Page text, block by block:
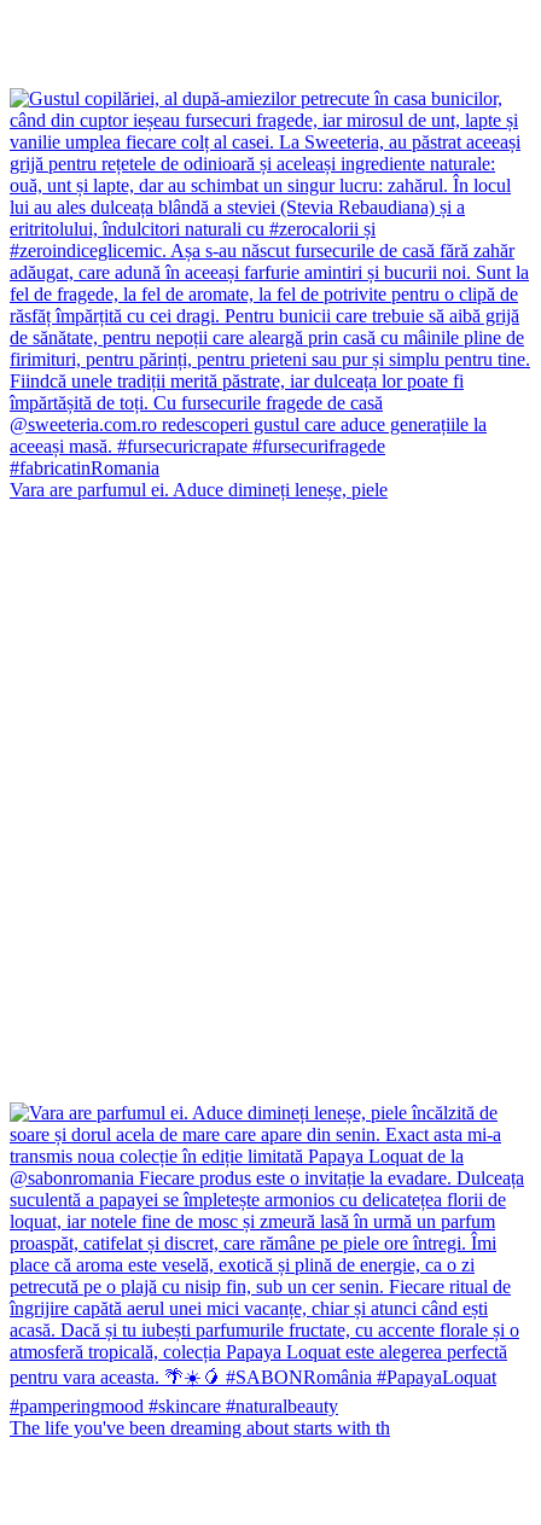
Vara are parfumul ei. Aduce dimineți leneșe, piele
The life you've been dreaming about starts with th